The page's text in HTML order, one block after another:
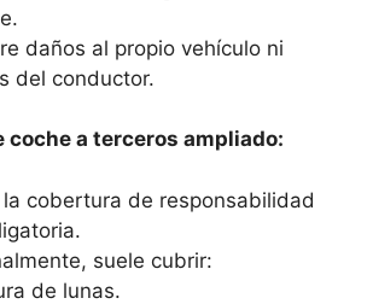
daños al propio vehículo ni
del conductor.
coche a terceros ampliado:
la cobertura de responsabilidad
suele cubrir:
de lunas.